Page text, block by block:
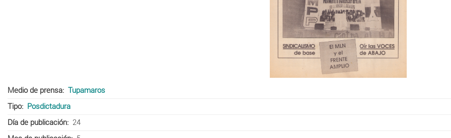
Medio de prensa
Tupamaros
Tipo
Posdictadura
Día de publicación
24